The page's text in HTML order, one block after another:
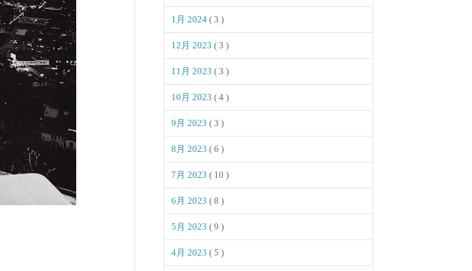
1月 2024 ( 3 )
12月 2023 ( 3 )
11月 2023 ( 3 )
10月 2023 ( 4 )
9月 2023 ( 3 )
8月 2023 ( 6 )
7月 2023 ( 10 )
6月 2023 ( 8 )
5月 2023 ( 9 )
4月 2023 ( 5 )